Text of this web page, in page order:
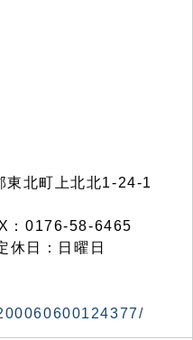
北町上北北1-24-1
：0176-58-6465
休日：日曜日